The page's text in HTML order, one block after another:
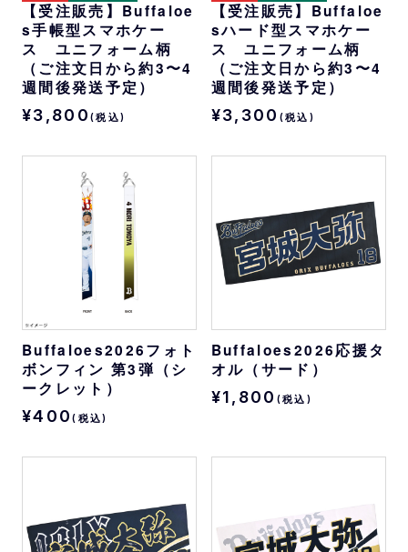
【受注販売】Buffaloe
s手帳型スマホケー
ス ユニフォーム柄
（ご注文日から約3〜4
週間後発送予定）
¥3,800 (税込)
【受注販売】Buffaloe
sハード型スマホケー
ス ユニフォーム柄
（ご注文日から約3〜4
週間後発送予定）
¥3,300 (税込)
Buffaloes2026フォト
ボンフィン 第3弾（シ
ークレット）
¥400(税込)
Buffaloes2026応援タ
オル（サード）
¥1,800 (税込)